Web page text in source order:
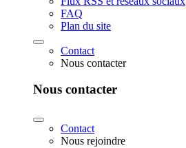
FAQ
Plan du site
Contact
Nous contacter
Nous contacter
Contact
Nous rejoindre